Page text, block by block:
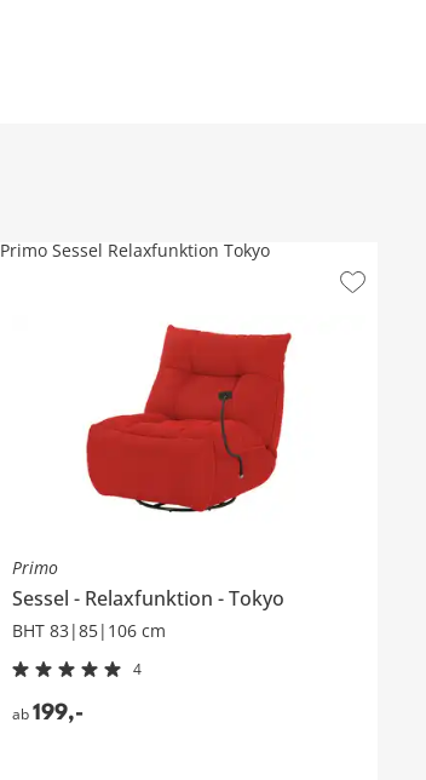
Primo
Sessel Relaxfunktion Tokyo
BHT 83|85|106 cm
4
ab 199,-
Primo Sessel Relaxfunktion Tokyo